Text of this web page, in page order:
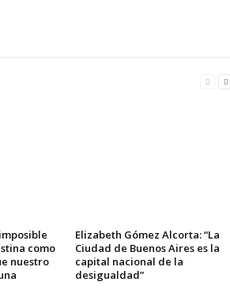
como
nuestro
Elizabeth Gómez Alcorta: “La
Ciudad de Buenos Aires es la
capital nacional de la
desigualdad”